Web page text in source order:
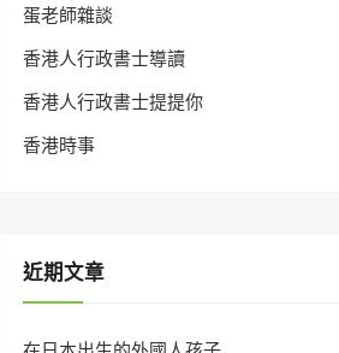
蛋老師雜談
香港人行政書士導讀
香港人行政書士提提你
香港時事
近期文章